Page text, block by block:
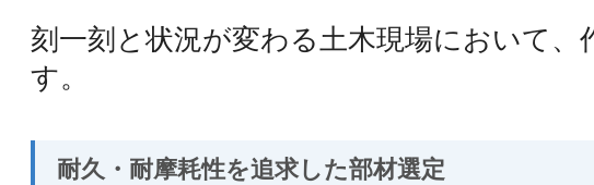
刻一刻と状況が変わる土木現場において
す。
耐久・耐摩耗性を追求した部材選定